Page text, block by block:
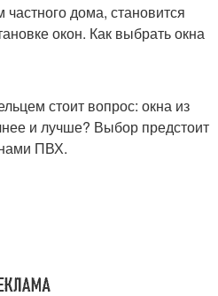
дома, становится
окон. Как выбрать окна
стоит вопрос: окна из
и лучше? Выбор предстоит
ПВХ.